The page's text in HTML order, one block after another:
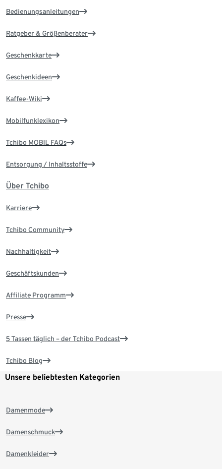
Bedienungsanleitungen
Ratgeber & Größenberater
Geschenkkarte
Geschenkideen
Kaffee-Wiki
Mobilfunklexikon
Tchibo MOBIL FAQs
Entsorgung / Inhaltsstoffe
Über Tchibo
Karriere
Tchibo Community
Nachhaltigkeit
Geschäftskunden
Affiliate Programm
Presse
5 Tassen täglich – der Tchibo Podcast
Tchibo Blog
Unsere beliebtesten Kategorien
Damenmode
Damenschmuck
Damenkleider